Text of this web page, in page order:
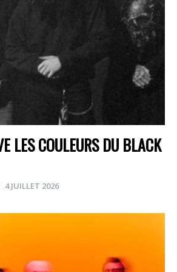
LES COULEURS DU BLACK
4 JUILLET 2026